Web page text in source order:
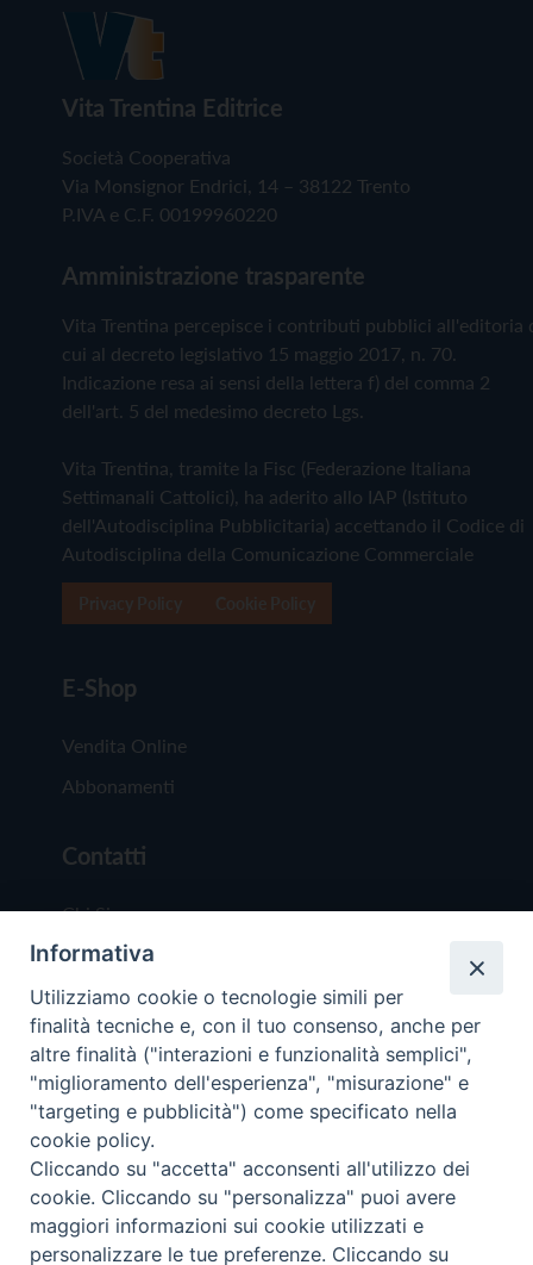
Vita Trentina Editrice
Società Cooperativa
Via Monsignor Endrici, 14 – 38122 Trento
P.IVA e C.F. 00199960220
Amministrazione trasparente
Vita Trentina percepisce i contributi pubblici all'editoria
cui al decreto legislativo 15 maggio 2017, n. 70.
Indicazione resa ai sensi della lettera f) del comma 2
dell'art. 5 del medesimo decreto Lgs.
Vita Trentina, tramite la Fisc (Federazione Italiana
Settimanali Cattolici), ha aderito allo IAP (Istituto
dell'Autodisciplina Pubblicitaria) accettando il Codice di
Autodisciplina della Comunicazione Commerciale
E-Shop
Vendita Online
Abbonamenti
Contatti
Chi Siamo
Redazione
Scrivici
Copyright © 2019 - Tutti i diritti riservati - Vita
Trentina Editrice
Privacy Policy
Informativa
Utilizziamo cookie o tecnologie simili per
finalità tecniche e, con il tuo consenso, anche per
altre finalità ("interazioni e funzionalità semplici",
"miglioramento dell'esperienza", "misurazione" e
"targeting e pubblicità") come specificato nella
cookie policy.
Cliccando su "accetta" acconsenti all'utilizzo dei
cookie. Cliccando su "personalizza" puoi avere
maggiori informazioni sui cookie utilizzati e
personalizzare le tue preferenze. Cliccando su